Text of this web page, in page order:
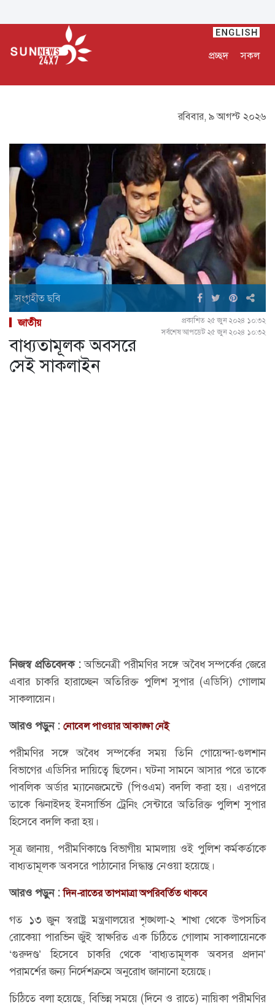
প্রচ্ছদ সকল
রবিবার, ৯ আগস্ট ২০২৬
সংগৃহীত ছবি
জাতীয়
প্রকাশিত ২৫ জুন ২০২৪ ১০:৩২
সর্বশেষ আপডেট ২৫ জুন ২০২৪ ১০:৩২
বাধ্যতামূলক অবসরে
সেই সাকলাইন
নিজস্ব প্রতিবেদক :অভিনেত্রী পরীমণির সঙ্গে অবৈধ সম্পর্কের জেরে
এবার চাকরি হারাচ্ছেন অতিরিক্ত পুলিশ সুপার (এডিসি) গোলাম
সাকলায়েন।
আরও পড়ুন : নোবেল পাওয়ার আকাঙ্ক্ষা নেই
পরীমণির সঙ্গে অবৈধ সম্পর্কের সময় তিনি গোয়েন্দা-গুলশান
বিভাগের এডিসির দায়িত্বে ছিলেন। ঘটনা সামনে আসার পরে তাকে
পাবলিক অর্ডার ম্যানেজমেন্টে (পিওএম) বদলি করা হয়। এরপরে
তাকে ঝিনাইদহ ইনসার্ভিস ট্রেনিং সেন্টারে অতিরিক্ত পুলিশ সুপার
হিসেবে বদলি করা হয়।
সূত্র জানায়, পরীমণিকাণ্ডে বিভাগীয় মামলায় ওই পুলিশ কর্মকর্তাকে
বাধ্যতামূলক অবসরে পাঠানোর সিদ্ধান্ত নেওয়া হয়েছে।
আরও পড়ুন :দিন-রাতের তাপমাত্রা অপরিবর্তিত থাকবে
গত ১৩ জুন স্বরাষ্ট্র মন্ত্রণালয়ের শৃঙ্খলা-২ শাখা থেকে উপসচিব
রোকেয়া পারভিন জুঁই স্বাক্ষরিত এক চিঠিতে গোলাম সাকলায়েনকে
‘গুরুদণ্ড’ হিসেবে চাকরি থেকে ‘বাধ্যতামূলক অবসর প্রদান’
পরামর্শের জন্য নির্দেশক্রমে অনুরোধ জানানো হয়েছে।
চিঠিতে বলা হয়েছে, বিভিন্ন সময়ে (দিনে ও রাতে) নায়িকা পরীমণির